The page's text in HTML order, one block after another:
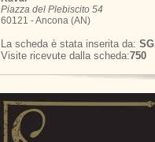
Piazza del Plebiscito 54
60121 - Ancona (AN)
La scheda è stata inserita da: SG
Visite ricevute dalla scheda:750